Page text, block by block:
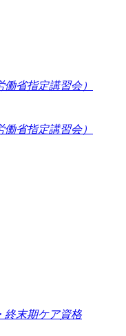
省指定講習会）
省指定講習会）
終末期ケア資格